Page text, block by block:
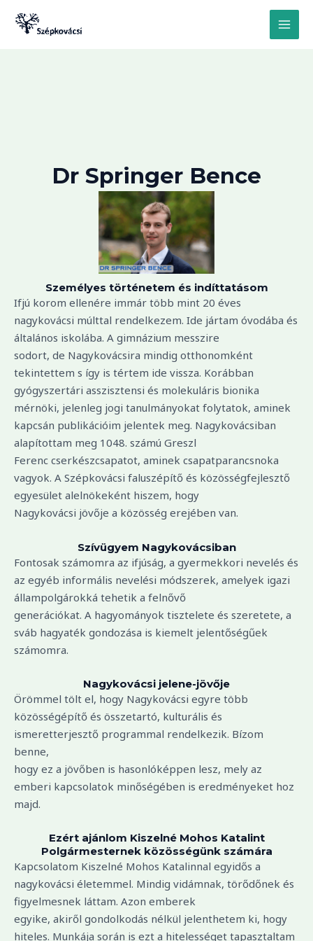
Dr Springer Bence
Személyes történetem és indíttatásom
Ifjú korom ellenére immár több mint 20 éves
nagykovácsi múlttal rendelkezem. Ide jártam óvodába és
általános iskolába. A gimnázium messzire
sodort, de Nagykovácsira mindig otthonomként
tekintettem s így is tértem ide vissza. Korábban
gyógyszertári asszisztensi és molekuláris bionika
mérnöki, jelenleg jogi tanulmányokat folytatok, aminek
kapcsán publikációim jelentek meg. Nagykovácsiban
alapítottam meg 1048. számú Greszl
Ferenc cserkészcsapatot, aminek csapatparancsnoka
vagyok. A Szépkovácsi faluszépítő és közösségfejlesztő
egyesület alelnökeként hiszem, hogy
Nagykovácsi jövője a közösség erejében van.
Szívügyem Nagykovácsiban
Fontosak számomra az ifjúság, a gyermekkori nevelés és
az egyéb informális nevelési módszerek, amelyek igazi
állampolgárokká tehetik a felnővő
generációkat. A hagyományok tisztelete és szeretete, a
sváb hagyaték gondozása is kiemelt jelentőségűek
számomra.
Nagykovácsi jelene-jövője
Örömmel tölt el, hogy Nagykovácsi egyre több
közösségépítő és összetartó, kulturális és
ismeretterjesztő programmal rendelkezik. Bízom
benne,
hogy ez a jövőben is hasonlóképpen lesz, mely az
emberi kapcsolatok minőségében is eredményeket hoz
majd.
Ezért ajánlom Kiszelné Mohos Katalint
Polgármesternek közösségünk számára
Kapcsolatom Kiszelné Mohos Katalinnal egyidős a
nagykovácsi életemmel. Mindig vidámnak, törődőnek és
figyelmesnek láttam. Azon emberek
egyike, akiről gondolkodás nélkül jelenthetem ki, hogy
hiteles. Munkája során is ezt a hitelességet tapasztaltam